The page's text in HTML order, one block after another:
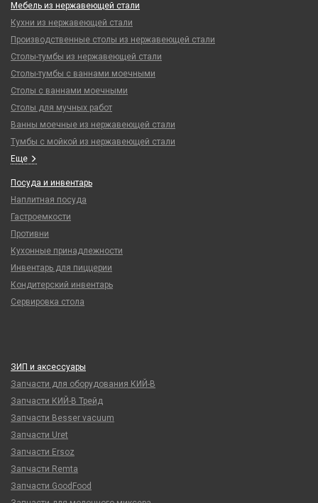
Мебель из нержавеющей стали
Кухни из нержавеющей стали
Производственные столы из нержавеющей стали
Столы-тумбы из нержавеющей стали
Столы-тумбы с ваннами моечными
Столы с ваннами моечными
Столы для мучных работ
Ванны моечные из нержавеющей стали
Тумбы с мойкой из нержавеющей стали
Еще
Посуда и инвентарь
Наплитная посуда
Гастроемкости
Противни
Кухонные принадлежности
Инвентарь для пиццерии
Кондитерский инвентарь
Сервировка стола
ЗИП и аксессуары
Запчасти для оборудования КИЙ-В
Запчасти КИЙ-В Трейд
Запчасти Besser vacuum
Запчасти Uret
Запчасти Ersoz
Запчасти Remta
Запчасти GoodFood